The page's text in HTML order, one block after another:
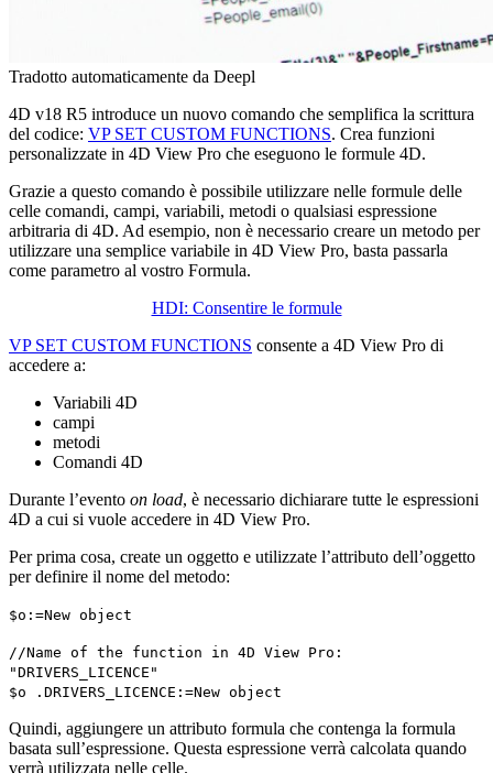
Tradotto automaticamente da Deepl
4D v18 R5 introduce un nuovo comando che semplifica la scrittura
del codice: VP SET CUSTOM FUNCTIONS. Crea funzioni
personalizzate in 4D View Pro che eseguono le formule 4D.
Grazie a questo comando è possibile utilizzare nelle formule delle
celle comandi, campi, variabili, metodi o qualsiasi espressione
arbitraria di 4D. Ad esempio, non è necessario creare un metodo per
utilizzare una semplice variabile in 4D View Pro, basta passarla
come parametro al vostro Formula.
HDI: Consentire le formule
VP SET CUSTOM FUNCTIONS consente a 4D View Pro di
accedere a:
Variabili 4D
campi
metodi
Comandi 4D
Durante l’evento on load, è necessario dichiarare tutte le espressioni
4D a cui si vuole accedere in 4D View Pro.
Per prima cosa, create un oggetto e utilizzate l’attributo dell’oggetto
per definire il nome del metodo:
$o :=New object
//Name of the function in 4D View Pro:
"DRIVERS_LICENCE "
$o . DRIVERS_LICENCE :=New object
Quindi, aggiungere un attributo formula che contenga la formula
basata sull’espressione. Questa espressione verrà calcolata quando
verrà utilizzata nelle celle.